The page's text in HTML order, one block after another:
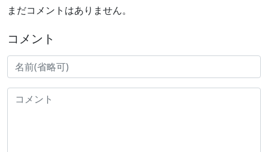
まだコメントはありません。
コメント